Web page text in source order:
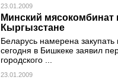
23.01.2009
Минский мясокомбинат
Кыргызстане
Беларусь намерена
сегодня в Бишкеке заявил
городского ...
23.01.2009